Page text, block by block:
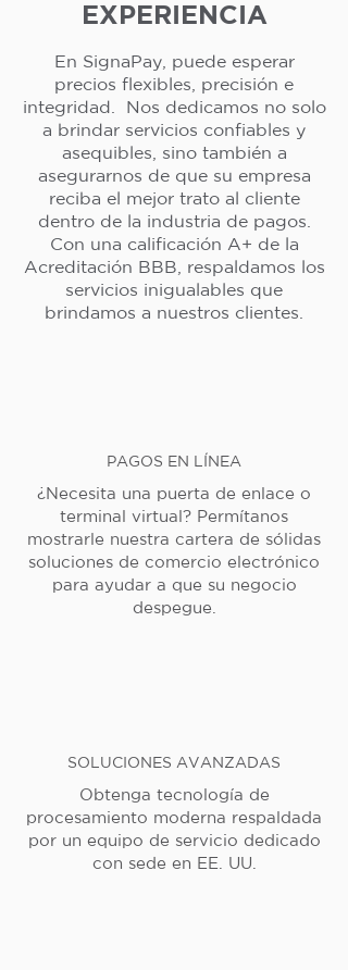
EXPERIENCIA
En SignaPay, puede esperar
precios flexibles, precisión e
integridad. Nos dedicamos no solo
a brindar servicios confiables y
asequibles, sino también a
asegurarnos de que su empresa
reciba el mejor trato al cliente
dentro de la industria de pagos.
Con una calificación A+ de la
Acreditación BBB, respaldamos los
servicios inigualables que
brindamos a nuestros clientes.
PAGOS EN LÍNEA
¿Necesita una puerta de enlace o
terminal virtual? Permítanos
mostrarle nuestra cartera de sólidas
soluciones de comercio electrónico
para ayudar a que su negocio
despegue.
SOLUCIONES AVANZADAS
Obtenga tecnología de
procesamiento moderna respaldada
por un equipo de servicio dedicado
con sede en EE. UU.